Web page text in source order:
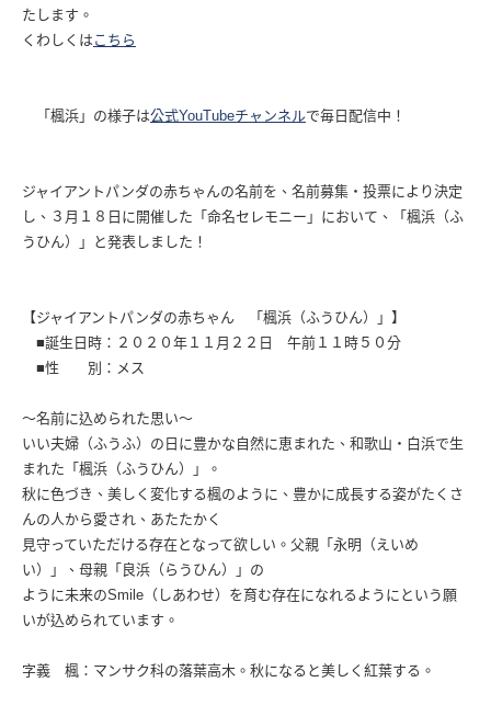
たします。
くわしくはこちら
「楓浜」の様子は公式YouTubeチャンネルで毎日配信中！
ジャイアントパンダの赤ちゃんの名前を、名前募集・投票により決定
し、３月１８日に開催した「命名セレモニー」において、「楓浜（ふ
うひん）」と発表しました！
【ジャイアントパンダの赤ちゃん 「楓浜（ふうひん）」】
■誕生日時：２０２０年１１月２２日 午前１１時５０分
■性 別：メス
〜名前に込められた思い〜
いい夫婦（ふうふ）の日に豊かな自然に恵まれた、和歌山・白浜で生
まれた「楓浜（ふうひん）」。
秋に色づき、美しく変化する楓のように、豊かに成長する姿がたくさ
んの人から愛され、あたたかく
見守っていただける存在となって欲しい。父親「永明（えいめ
い）」、母親「良浜（らうひん）」の
ように未来のSmile（しあわせ）を育む存在になれるようにという願
いが込められています。
字義 楓：マンサク科の落葉高木。秋になると美しく紅葉する。